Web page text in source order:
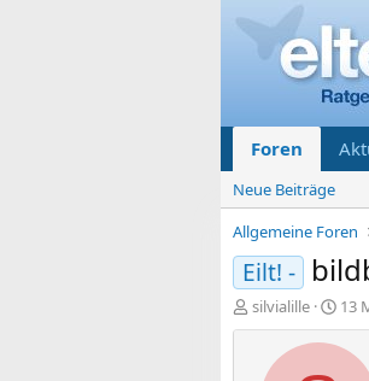
Foren
Neue Beiträge
Allgemeine Foren
Eilt! -
E
r
silvialille
E
r
s
13